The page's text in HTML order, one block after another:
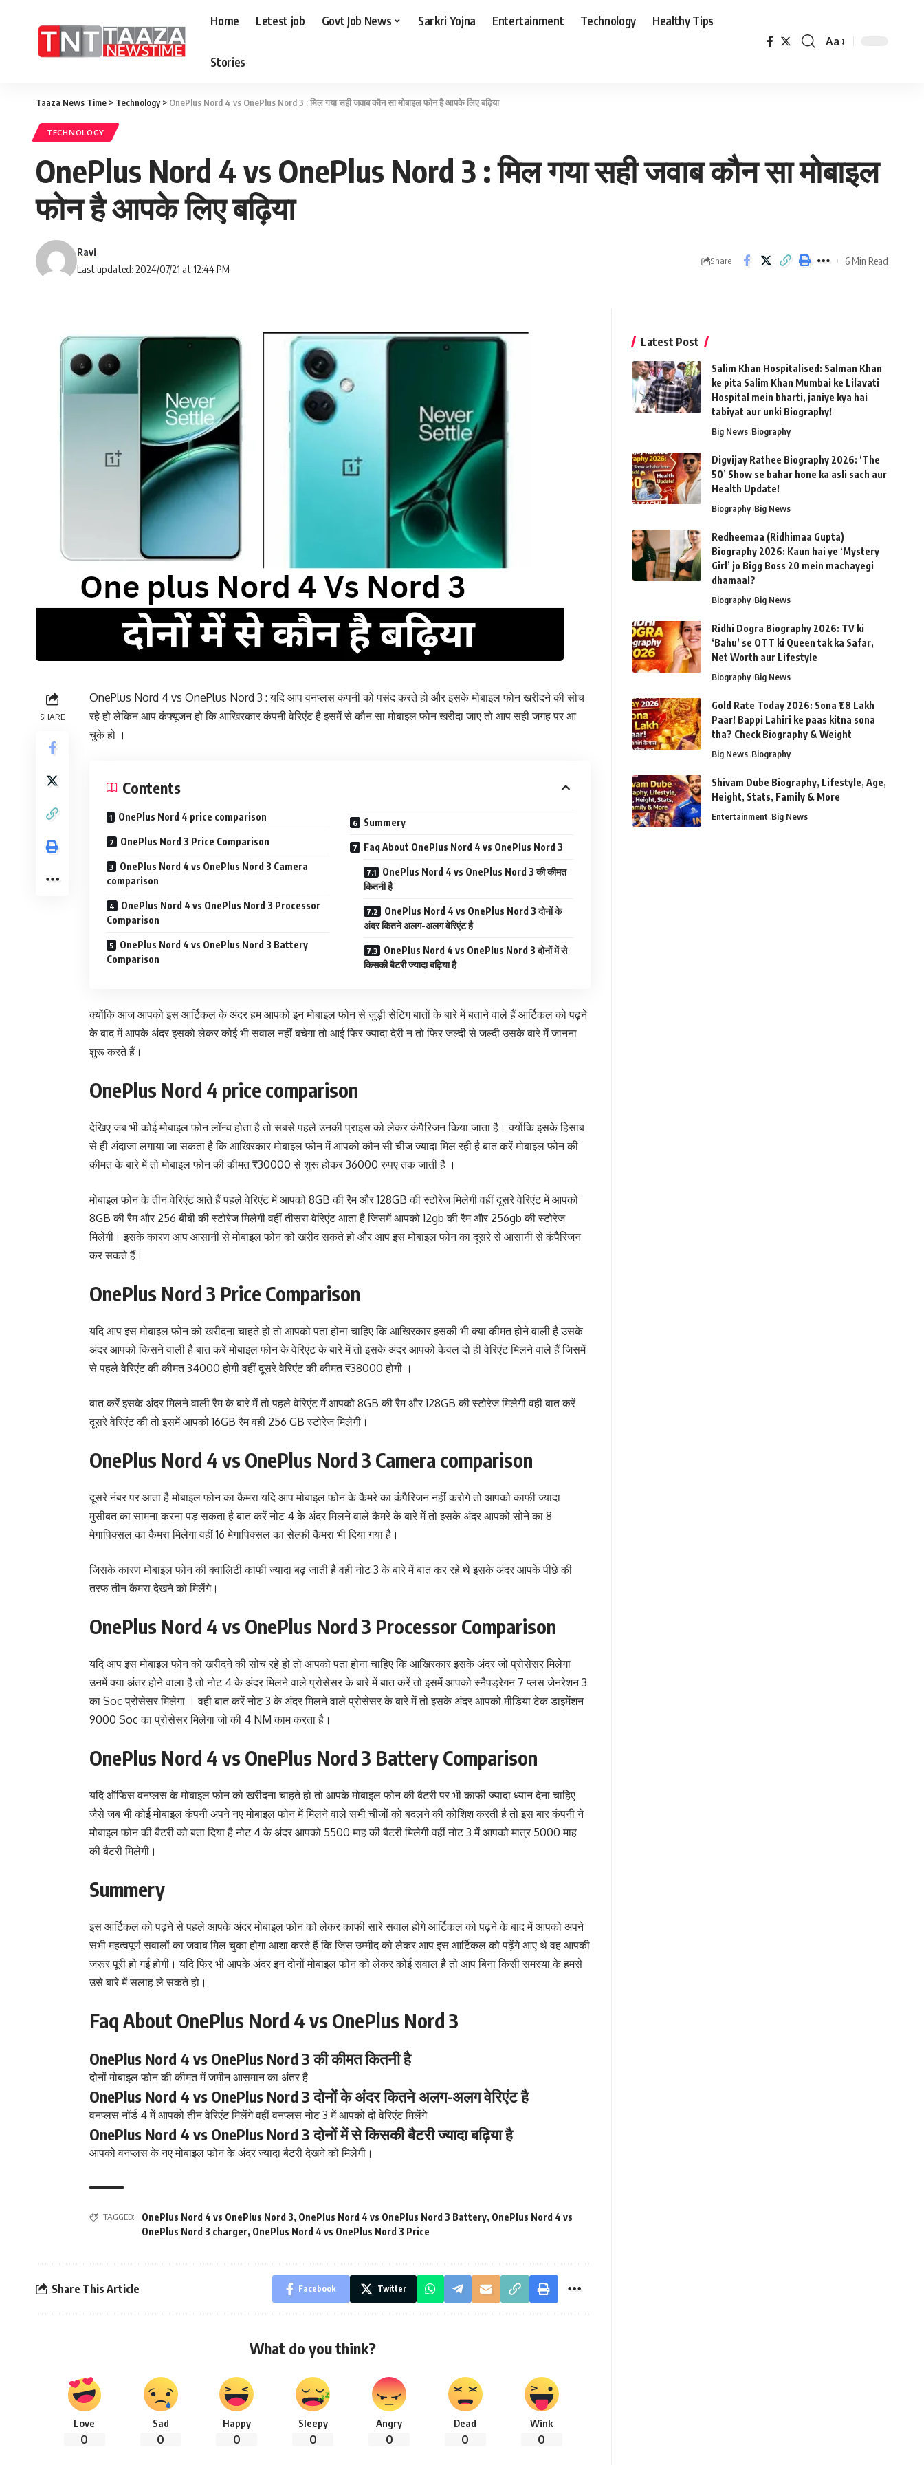
Home Letest job Govt Job News Sarkri Yojna Entertainment Technology Healthy Tips
Stories
Font
Aa
Taaza News Time > Technology> OnePlus Nord 4 vs OnePlus Nord 3 : मिल गया सही जवाब कौन सा मोबाइल फोन है आपके लिए बढ़िया
TECHNOLOGY
OnePlus Nord 4 vs OnePlus Nord 3 : मिल गया सही जवाब कौन सा मोबाइल
फोन है आपके लिए बढ़िया
Last updated: 2024/07/21 at 12:44 PM
Ravi
Share 6 Min Read
SHARE
OnePlus Nord 4 vs OnePlus Nord 3 : यदि आप वनप्लस कंपनी को पसंद करते हो और इसके मोबाइल फोन खरीदने की सोच
रहे हो लेकिन आप कंफ्यूजन हो कि आखिरकार कंपनी वेरिएंट है इसमें से कौन सा मोबाइल फोन खरीदा जाए तो आप सही जगह पर आ
चुके हो ।
Contents
OnePlus Nord 4 price comparison
OnePlus Nord 3 Price Comparison
OnePlus Nord 4 vs OnePlus Nord 3 Camera
comparison
OnePlus Nord 4 vs OnePlus Nord 3 Processor
Comparison
OnePlus Nord 4 vs OnePlus Nord 3 Battery
Comparison
Summery
Faq About OnePlus Nord 4 vs OnePlus Nord 3
OnePlus Nord 4 vs OnePlus Nord 3 की कीमत
कितनी है
OnePlus Nord 4 vs OnePlus Nord 3 दोनों के
अंदर कितने अलग-अलग वेरिएंट है
OnePlus Nord 4 vs OnePlus Nord 3 दोनों में से
किसकी बैटरी ज्यादा बढ़िया है
क्योंकि आज आपको इस आर्टिकल के अंदर हम आपको इन मोबाइल फोन से जुड़ी सेटिंग बातों के बारे में बताने वाले हैं आर्टिकल को पढ़ने
के बाद में आपके अंदर इसको लेकर कोई भी सवाल नहीं बचेगा तो आई फिर ज्यादा देरी न तो फिर जल्दी से जल्दी उसके बारे में जानना
शुरू करते हैं।
OnePlus Nord 4 price comparison
देखिए जब भी कोई मोबाइल फोन लॉन्च होता है तो सबसे पहले उनकी प्राइस को लेकर कंपैरिजन किया जाता है। क्योंकि इसके हिसाब
से ही अंदाजा लगाया जा सकता है कि आखिरकार मोबाइल फोन में आपको कौन सी चीज ज्यादा मिल रही है बात करें मोबाइल फोन की
कीमत के बारे में तो मोबाइल फोन की कीमत ₹30000 से शुरू होकर 36000 रुपए तक जाती है ।
मोबाइल फोन के तीन वेरिएंट आते हैं पहले वेरिएंट में आपको 8GB की रैम और 128GB की स्टोरेज मिलेगी वहीं दूसरे वेरिएंट में आपको
8GB की रैम और 256 बीबी की स्टोरेज मिलेगी वहीं तीसरा वेरिएंट आता है जिसमें आपको 12gb की रैम और 256gb की स्टोरेज
मिलेगी। इसके कारण आप आसानी से मोबाइल फोन को खरीद सकते हो और आप इस मोबाइल फोन का दूसरे से आसानी से कंपैरिजन
कर सकते हैं।
OnePlus Nord 3 Price Comparison
यदि आप इस मोबाइल फोन को खरीदना चाहते हो तो आपको पता होना चाहिए कि आखिरकार इसकी भी क्या कीमत होने वाली है उसके
अंदर आपको किसने वाली है बात करें मोबाइल फोन के वेरिएंट के बारे में तो इसके अंदर आपको केवल दो ही वेरिएंट मिलने वाले हैं जिसमें
से पहले वेरिएंट की कीमत 34000 होगी वहीं दूसरे वेरिएंट की कीमत ₹38000 होगी ।
बात करें इसके अंदर मिलने वाली रैम के बारे में तो पहले वेरिएंट में आपको 8GB की रैम और 128GB की स्टोरेज मिलेगी वही बात करें
दूसरे वेरिएंट की तो इसमें आपको 16GB रैम वही 256 GB स्टोरेज मिलेगी।
OnePlus Nord 4 vs OnePlus Nord 3 Camera comparison
दूसरे नंबर पर आता है मोबाइल फोन का कैमरा यदि आप मोबाइल फोन के कैमरे का कंपैरिजन नहीं करोगे तो आपको काफी ज्यादा
मुसीबत का सामना करना पड़ सकता है बात करें नोट 4 के अंदर मिलने वाले कैमरे के बारे में तो इसके अंदर आपको सोने का 8
मेगापिक्सल का कैमरा मिलेगा वहीं 16 मेगापिक्सल का सेल्फी कैमरा भी दिया गया है।
जिसके कारण मोबाइल फोन की क्वालिटी काफी ज्यादा बढ़ जाती है वही नोट 3 के बारे में बात कर रहे थे इसके अंदर आपके पीछे की
तरफ तीन कैमरा देखने को मिलेंगे।
OnePlus Nord 4 vs OnePlus Nord 3 Processor Comparison
यदि आप इस मोबाइल फोन को खरीदने की सोच रहे हो तो आपको पता होना चाहिए कि आखिरकार इसके अंदर जो प्रोसेसर मिलेगा
उनमें क्या अंतर होने वाला है तो नोट 4 के अंदर मिलने वाले प्रोसेसर के बारे में बात करें तो इसमें आपको स्नैपड्रेगन 7 प्लस जेनरेशन 3
का Soc प्रोसेसर मिलेगा । वही बात करें नोट 3 के अंदर मिलने वाले प्रोसेसर के बारे में तो इसके अंदर आपको मीडिया टेक डाइमेंशन
9000 Soc का प्रोसेसर मिलेगा जो की 4 NM काम करता है।
OnePlus Nord 4 vs OnePlus Nord 3 Battery Comparison
यदि ऑफिस वनप्लस के मोबाइल फोन को खरीदना चाहते हो तो आपके मोबाइल फोन की बैटरी पर भी काफी ज्यादा ध्यान देना चाहिए
जैसे जब भी कोई मोबाइल कंपनी अपने नए मोबाइल फोन में मिलने वाले सभी चीजों को बदलने की कोशिश करती है तो इस बार कंपनी ने
मोबाइल फोन की बैटरी को बता दिया है नोट 4 के अंदर आपको 5500 माह की बैटरी मिलेगी वहीं नोट 3 में आपको मात्र 5000 माह
की बैटरी मिलेगी।
Summery
इस आर्टिकल को पढ़ने से पहले आपके अंदर मोबाइल फोन को लेकर काफी सारे सवाल होंगे आर्टिकल को पढ़ने के बाद में आपको अपने
सभी महत्वपूर्ण सवालों का जवाब मिल चुका होगा आशा करते हैं कि जिस उम्मीद को लेकर आप इस आर्टिकल को पढ़ेंगे आए थे वह आपकी
जरूर पूरी हो गई होगी। यदि फिर भी आपके अंदर इन दोनों मोबाइल फोन को लेकर कोई सवाल है तो आप बिना किसी समस्या के हमसे
उसे बारे में सलाह ले सकते हो।
Faq About OnePlus Nord 4 vs OnePlus Nord 3
OnePlus Nord 4 vs OnePlus Nord 3 की कीमत कितनी है
दोनों मोबाइल फोन की कीमत में जमीन आसमान का अंतर है
OnePlus Nord 4 vs OnePlus Nord 3 दोनों के अंदर कितने अलग-अलग वेरिएंट है
वनप्लस नॉर्ड 4 में आपको तीन वेरिएंट मिलेंगे वहीं वनप्लस नोट 3 में आपको दो वेरिएंट मिलेंगे
OnePlus Nord 4 vs OnePlus Nord 3 दोनों में से किसकी बैटरी ज्यादा बढ़िया है
आपको वनप्लस के नए मोबाइल फोन के अंदर ज्यादा बैटरी देखने को मिलेगी।
TAGGED: OnePlus Nord 4 vs OnePlus Nord 3, OnePlus Nord 4 vs OnePlus Nord 3 Battery, OnePlus Nord 4 vs
OnePlus Nord 3 charger, OnePlus Nord 4 vs OnePlus Nord 3 Price
Share This Article Facebook Twitter
What do you think?
Love
0
Sad
0
Happy
0
Sleepy
0
Angry
0
Dead
0
Wink
0
Latest Post
Salim Khan Hospitalised: Salman Khan
ke pita Salim Khan Mumbai ke Lilavati
Hospital mein bharti, janiye kya hai
tabiyat aur unki Biography!
Big News Biography
Digvijay Rathee Biography 2026: ‘The
50’ Show se bahar hone ka asli sach aur
Health Update!
Biography Big News
Redheemaa (Ridhimaa Gupta)
Biography 2026: Kaun hai ye ‘Mystery
Girl’ jo Bigg Boss 20 mein machayegi
dhamaal?
Biography Big News
Ridhi Dogra Biography 2026: TV ki
‘Bahu’ se OTT ki Queen tak ka Safar,
Net Worth aur Lifestyle
Biography Big News
Gold Rate Today 2026: Sona ₹1.8 Lakh
Paar! Bappi Lahiri ke paas kitna sona
tha? Check Biography & Weight
Big News Biography
Shivam Dube Biography, Lifestyle, Age,
Height, Stats, Family & More
Entertainment Big News